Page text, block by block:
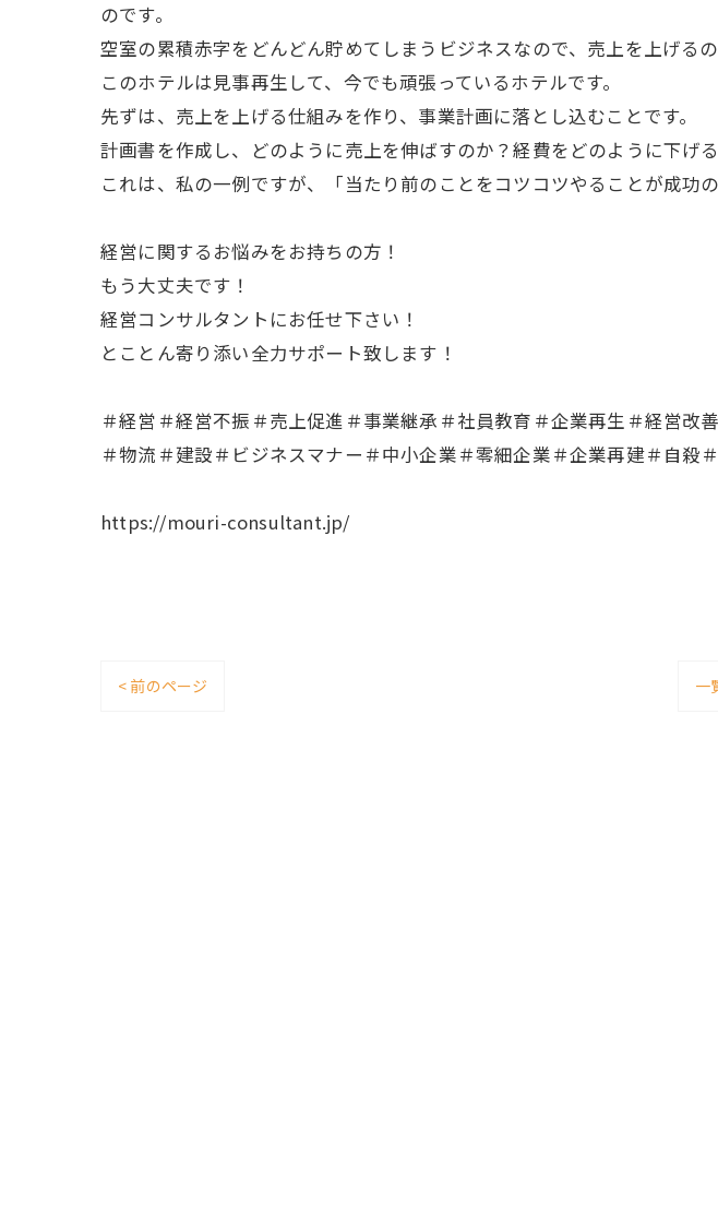
のです。
空室の累積赤字をどんどん貯めてしまうビジネスなので、売上を上げる
このホテルは見事再生して、今でも頑張っているホテルです。
先ずは、売上を上げる仕組みを作り、事業計画に落とし込むことです。
計画書を作成し、どのように売上を伸ばすのか？経費をどのように下げ
これは、私の一例ですが、「当たり前のことをコツコツやることが成功
経営に関するお悩みをお持ちの方！
もう大丈夫です！
経営コンサルタントにお任せ下さい！
とことん寄り添い全力サポート致します！
＃経営＃経営不振＃売上促進＃事業継承＃社員教育＃企業再生＃経営
＃物流＃建設＃ビジネスマナー＃中小企業＃零細企業＃企業再建＃自殺
https://mouri-consultant.jp/
< 前のページ 一